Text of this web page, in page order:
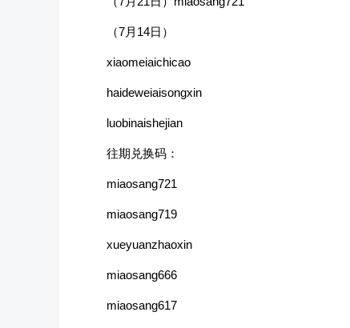
（7月14日）
xiaomeiaichicao
haideweiaisongxin
luobinaishejian
往期兑换码：
miaosang721
miaosang719
xueyuanzhaoxin
miaosang666
miaosang617